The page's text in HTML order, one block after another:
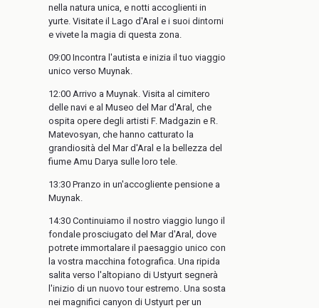
nella natura unica, e notti accoglienti in
yurte. Visitate il Lago d'Aral e i suoi dintorni
e vivete la magia di questa zona.
09:00 Incontra l'autista e inizia il tuo viaggio
unico verso Muynak.
12:00 Arrivo a Muynak. Visita al cimitero
delle navi e al Museo del Mar d'Aral, che
ospita opere degli artisti F. Madgazin e R.
Matevosyan, che hanno catturato la
grandiosità del Mar d'Aral e la bellezza del
fiume Amu Darya sulle loro tele.
13:30 Pranzo in un'accogliente pensione a
Muynak.
14:30 Continuiamo il nostro viaggio lungo il
fondale prosciugato del Mar d'Aral, dove
potrete immortalare il paesaggio unico con
la vostra macchina fotografica. Una ripida
salita verso l'altopiano di Ustyurt segnerà
l'inizio di un nuovo tour estremo. Una sosta
nei magnifici canyon di Ustyurt per un